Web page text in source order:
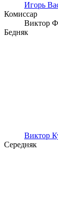
Игорь
Комиссар
Виктор
Бедняк
Виктор
Середняк